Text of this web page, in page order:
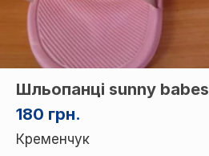
180 грн.
Шльопанці sunny babes
Кременчук